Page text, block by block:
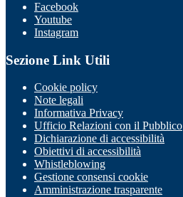
Facebook
Youtube
Instagram
Sezione Link Utili
Cookie policy
Note legali
Informativa Privacy
Ufficio Relazioni con il Pubblico
Dichiarazione di accessibilità
Obiettivi di accessibilità
Whistleblowing
Gestione consensi cookie
Amministrazione trasparente